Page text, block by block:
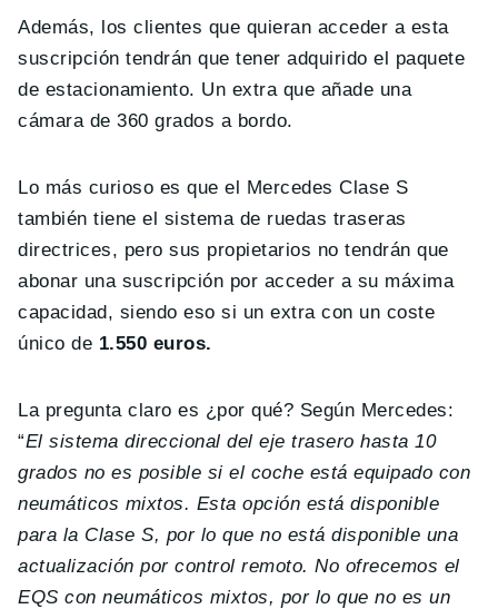
Además, los clientes que quieran acceder a esta
suscripción tendrán que tener adquirido el paquete
de estacionamiento. Un extra que añade una
cámara de 360 ​​grados a bordo.
Lo más curioso es que el Mercedes Clase S
también tiene el sistema de ruedas traseras
directrices, pero sus propietarios no tendrán que
abonar una suscripción por acceder a su máxima
capacidad, siendo eso si un extra con un coste
único de 1.550 euros.
La pregunta claro es ¿por qué? Según Mercedes:
“El sistema direccional del eje trasero hasta 10
grados no es posible si el coche está equipado con
neumáticos mixtos. Esta opción está disponible
para la Clase S, por lo que no está disponible una
actualización por control remoto. No ofrecemos el
EQS con neumáticos mixtos, por lo que no es un